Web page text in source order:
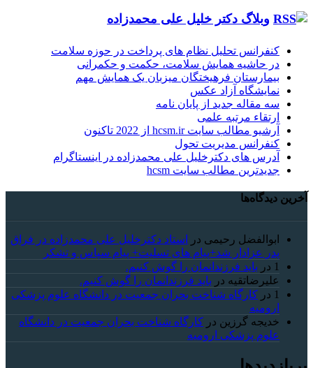
وبلاگ دکتر خلیل علی محمدزاده
کنفرانس تحلیل نظام های پرداخت در حوزه سلامت
در حاشیه همایش سلامت، حکمت و حکمرانی
بیمارستان فرهیختگان میزبان یک همایش مهم
نمایشگاه آزاد عکس
سه مقاله جدید از پایان نامه
ارتقاء مرتبه علمی
آرشیو مطالب سایت hcsm.ir از 2022 تاکنون
کنفرانس مدیریت تحول
آدرس های دکترخلیل علی محمدزاده در اینستاگرام
جدیدترین مطالب سایت hcsm
آخرین دیدگاه‌ها
ابوالفضل رحیمی در
استاد دکترخلیل علی محمدزاده در فراق
پدر عزادار شد+پیام های تسلیت+ پیام سپاس و تشکر
1 در باید فرزندانمان را گوش کنیم.
علیرضاتقیه در باید فرزندانمان را گوش کنیم.
1 در کارگاه شناخت بحران جمعیت در دانشگاه علوم پزشکی
ارومیه
خديجه گرزین در کارگاه شناخت بحران جمعیت در دانشگاه
علوم پزشکی ارومیه